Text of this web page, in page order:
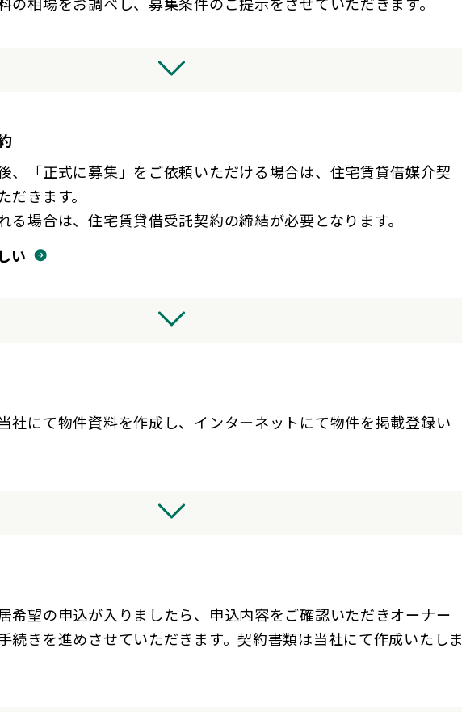
、「正式に募集」をご依頼いただける場合は、住宅賃貸借媒介契
だきます。
場合は、住宅賃貸借受託契約の締結が必要となります。
い
社にて物件資料を作成し、インターネットにて物件を掲載登録い
希望の申込が入りましたら、申込内容をご確認いただきオーナー
続きを進めさせていただきます。契約書類は当社にて作成いたしま